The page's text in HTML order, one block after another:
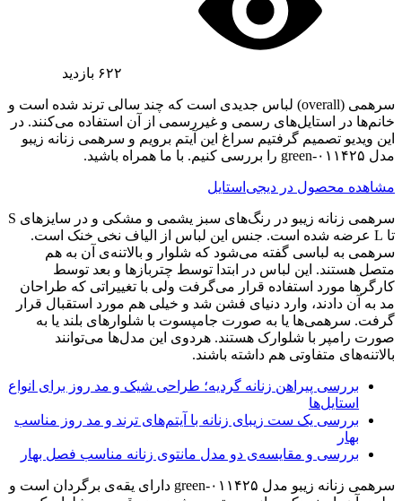
۶۲۲ بازدید
سرهمی (overall) لباس جدیدی است که چند سالی ترند شده است و
خانم‌ها در استایل‌های رسمی و غیررسمی از آن استفاده می‌کنند. در
این ویدیو تصمیم گرفتیم سراغ این آیتم برویم و سرهمی زنانه زیبو
مدل ۰۱۱۴۲۵-green را بررسی کنیم. با ما همراه باشید.
مشاهده محصول در دیجی‌استایل
سرهمی زنانه زیبو در رنگ‌های سبز یشمی و مشکی و در سایز‌های S
تا L عرضه شده است. جنس این لباس از الیاف نخی خنک است.
سرهمی به لباسی گفته می‌شود که شلوار و بالاتنه‌ی آن به هم
متصل هستند. این لباس در ابتدا توسط چتربازها و بعد توسط
کارگرها مورد استفاده قرار می‌گرفت ولی با تغییراتی که طراحان
مد به آن دادند، وارد دنیای فشن شد و خیلی هم مورد استقبال قرار
گرفت. سرهمی‌ها یا به صورت جامپسوت با شلوارهای بلند یا به
صورت رامپر با شلوارک هستند. هردوی این مدل‌ها می‌توانند
بالاتنه‌های متفاوتی هم داشته باشند.
بررسی پیراهن زنانه گردیه؛ طراحی شیک و مد روز برای انواع
استایل‌ها
بررسی یک ست زیبای زنانه با آیتم‌های ترند و مد روز مناسب
بهار
بررسی و مقایسه‌ی دو مدل مانتوی زنانه مناسب فصل بهار
سرهمی زنانه زیبو مدل ۰۱۱۴۲۵-green دارای یقه‌ی برگردان است و